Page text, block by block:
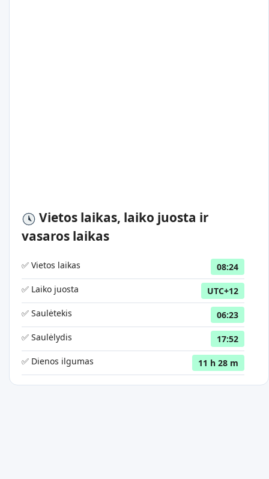
Vietos laikas, laiko juosta ir
vasaros laikas
✅ Vietos laikas
08:24
✅ Laiko juosta
UTC+12
✅ Saulėtekis
06:23
✅ Saulėlydis
17:52
✅ Dienos ilgumas
11 h 28 m